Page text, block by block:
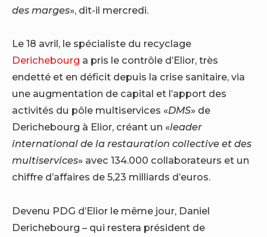
des marges», dit-il mercredi.
Le 18 avril, le spécialiste du recyclage
Derichebourg a pris le contrôle d’Elior, très
endetté et en déficit depuis la crise sanitaire, via
une augmentation de capital et l’apport des
activités du pôle multiservices «DMS» de
Derichebourg à Elior, créant un «leader
international de la restauration collective et des
multiservices» avec 134.000 collaborateurs et un
chiffre d’affaires de 5,23 milliards d’euros.
Devenu PDG d’Elior le même jour, Daniel
Derichebourg – qui restera président de